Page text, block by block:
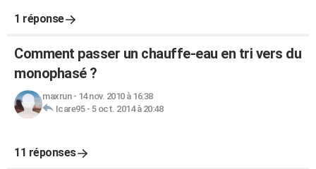
1 réponse
Comment passer un chauffe-eau en tri vers du
monophasé ?
maxrun- 14 nov. 2010 à 16:38
Icare95- 5 oct. 2014 à 20:48
11 réponses